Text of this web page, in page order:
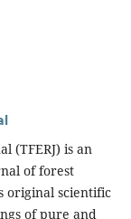
(TFERJ) is an
of forest
original scientific
of pure and